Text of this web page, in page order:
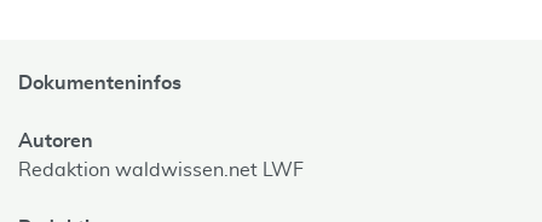
Dokumenteninfos
Autoren
Redaktion waldwissen.net LWF